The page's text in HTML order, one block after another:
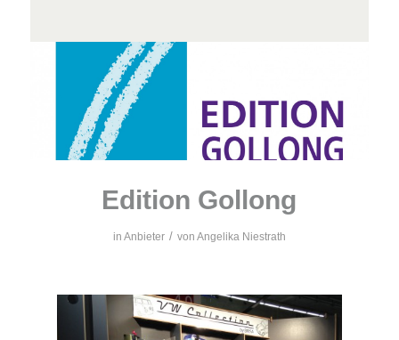
Edition Gollong
in Anbieter / von Angelika Niestrath